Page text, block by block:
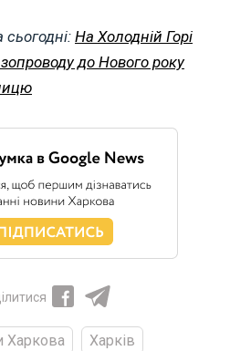
На Холодній Горі
до Нового року
Харкова
Харків